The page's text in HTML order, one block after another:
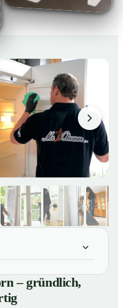
besenrein und
– gründlich,